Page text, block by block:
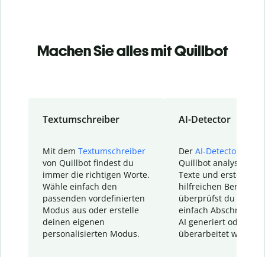
Machen Sie alles mit Quillbot
Textumschreiber
Mit dem Textumschreiber
von Quillbot findest du
immer die richtigen Worte.
Wähle einfach den
passenden vordefinierten
Modus aus oder erstelle
deinen eigenen
personalisierten Modus.
AI-Detector
Der AI-Detector
Quillbot analysiert
Texte und erstellt
hilfreichen Bericht.
überprüfst du
einfach Abschnitte,
AI generiert oder
überarbeitet wurden.